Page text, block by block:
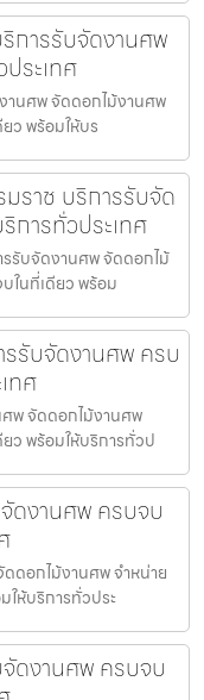
การรับจัดงานศพ
ระเทศ
านศพ จัดดอกไม้งานศพ
ว พร้อมให้บร
ราช บริการรับจัด
การทั่วประเทศ
รับจัดงานศพ จัดดอกไม้
ในที่เดียว พร้อม
รรับจัดงานศพ ครบ
ทศ
ศพ จัดดอกไม้งานศพ
ว พร้อมให้บริการทั่วป
ดงานศพ ครบจบ
ดอกไม้งานศพ จำหน่าย
ให้บริการทั่วประ
จัดงานศพ ครบจบ